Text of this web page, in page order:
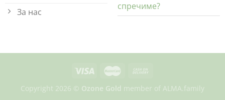
За нас
спречиме?
Copyright 2026 © Ozone Gold member of ALMA.family